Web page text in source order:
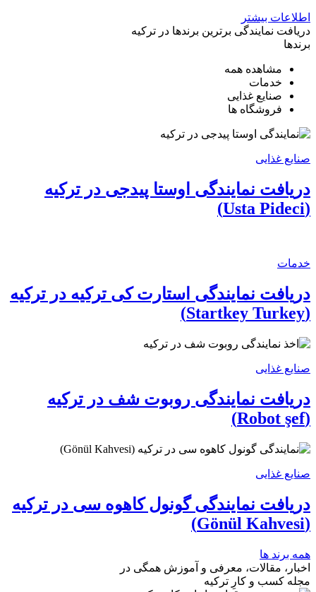
اطلاعات بیشتر
دریافت نمایندگی برترین برندها در ترکیه
برندها
مشاهده همه
خدمات
صنایع غذایی
فروشگاه ها
صنایع غذایی
دریافت نمایندگی اوستا پیدجی در ترکیه
(Usta Pideci)
خدمات
دریافت نمایندگی استارت کی ترکیه در ترکیه
(Startkey Turkey)
صنایع غذایی
دریافت نمایندگی روبوت شف در ترکیه
(Robot şef)
صنایع غذایی
دریافت نمایندگی گونول کاهوه‌ سی در ترکیه
(Gönül Kahvesi)
همه برند ها
اخبار، مقالات، معرفی و آموزش همگی در
مجله کسب و کارِ ترکیه